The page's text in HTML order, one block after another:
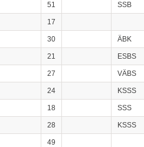
51 SSB
17
30 ÄBK
21 ESBS
27 VÄBS
24 KSSS
18 SSS
28 KSSS
49